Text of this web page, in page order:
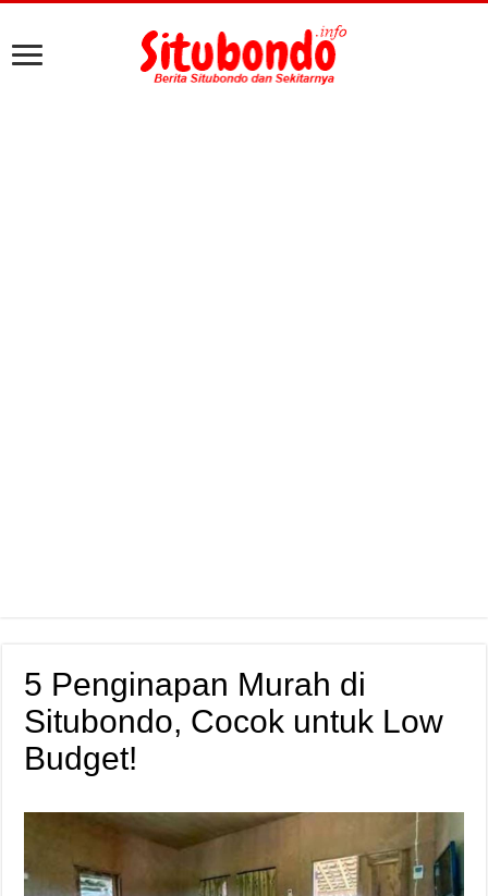
5 Penginapan Murah di
Situbondo, Cocok untuk Low
Budget!